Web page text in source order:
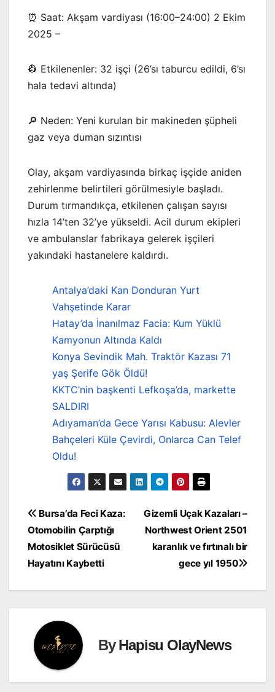
⏰ Saat: Akşam vardiyası (16:00–24:00) 2 Ekim
2025 –
👷 Etkilenenler: 32 işçi (26’sı taburcu edildi, 6’sı
hala tedavi altında)
🔎 Neden: Yeni kurulan bir makineden şüpheli
gaz veya duman sızıntısı
Olay, akşam vardiyasında birkaç işçide aniden
zehirlenme belirtileri görülmesiyle başladı.
Durum tırmandıkça, etkilenen çalışan sayısı
hızla 14’ten 32’ye yükseldi. Acil durum ekipleri
ve ambulanslar fabrikaya gelerek işçileri
yakındaki hastanelere kaldırdı.
Antalya’daki Kan Donduran Yurt
Vahşetinde Karar
Hatay’da İnanılmaz Facia: Kum Yüklü
Kamyonun Altında Kaldı
Konya Sevindik Mah. Traktör Kazası 71
yaş Şerife Gök Öldü!
KKTC’nin başkenti Lefkoşa’da, markette
SALDIRI
Adıyaman’da Gece Yarısı Kabusu: Alevler
Bahçeleri Küle Çevirdi, Onlarca Can Telef
Oldu!
Yazı
gezinmesi
Gizemli Uçak Kazaları –
Northwest Orient 2501
karanlık ve fırtınalı bir
gece yıl 1950
Bursa’da Feci Kaza:
Otomobilin Çarptığı
Motosiklet Sürücüsü
Hayatını Kaybetti
ByHapisu OlayNews